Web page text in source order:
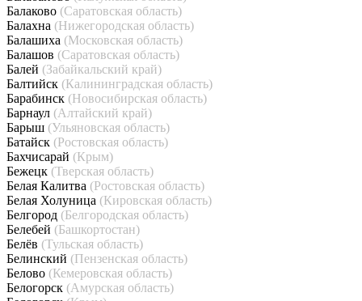
Балаково (Саратовская область)
Балахна (Нижегородская область)
Балашиха (Московская область)
Балашов (Саратовская область)
Балей (Забайкальский край)
Балтийск (Калининградская область)
Барабинск (Новосибирская область)
Барнаул (Алтайский край)
Барыш (Ульяновская область)
Батайск (Ростовская область)
Бахчисарай (Крым)
Бежецк (Тверская область)
Белая Калитва (Ростовская область)
Белая Холуница (Кировская область)
Белгород (Белгородская область)
Белебей (Башкортостан)
Белёв (Тульская область)
Белинский (Пензенская область)
Белово (Кемеровская область)
Белогорск (Амурская область)